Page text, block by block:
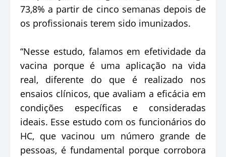
73,8% a partir de cinco semanas depois de
os profissionais terem sido imunizados.
“Nesse estudo, falamos em efetividade da
vacina porque é uma aplicação na vida
real, diferente do que é realizado nos
ensaios clínicos, que avaliam a eficácia em
condições específicas e consideradas
ideais. Esse estudo com os funcionários do
HC, que vacinou um número grande de
pessoas, é fundamental porque corrobora